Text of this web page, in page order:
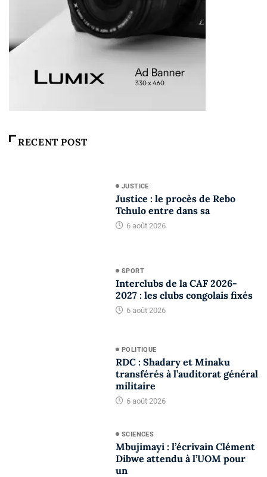
RECENT POST
JUSTICE
Justice : le procès de Rebo
Tchulo entre dans sa
6 août 2026
SPORT
Interclubs de la CAF 2026-
2027 : les clubs congolais fixés
6 août 2026
POLITIQUE
RDC : Shadary et Minaku
transférés à l’auditorat général
militaire
6 août 2026
SCIENCES
Mbujimayi : l’écrivain Clément
Dibwe attendu à l’UOM pour
un